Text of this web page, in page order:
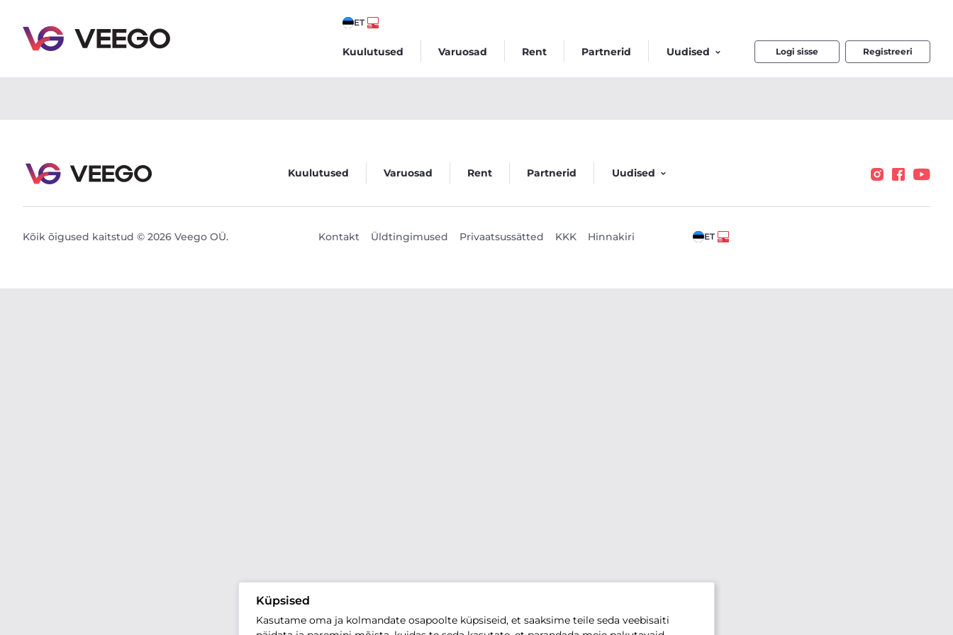
ET
Kuulutused Varuosad Rent Partnerid Uudised Logi sisse Registreeri
Küpsised
Kasutame oma ja kolmandate osapoolte küpsiseid, et saaksime teile seda veebisaiti
Kuulutused Varuosad Rent Partnerid Uudised
Kõik õigused kaitstud © 2026 Veego OÜ. Kontakt Üldtingimused Privaatsussätted KKK Hinnakiri ET